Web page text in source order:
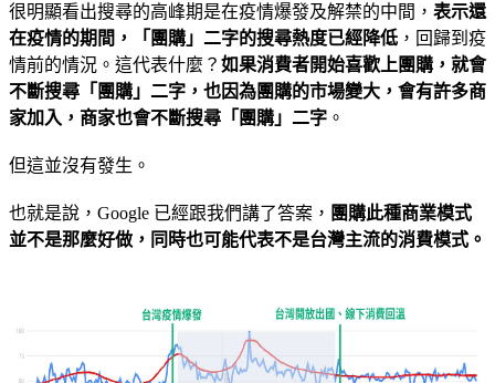
很明顯看出搜尋的高峰期是在疫情爆發及解禁的中間， 表示還
在疫情的期間，「團購」二字的搜尋熱度已經降低 ，回歸到疫
情前的情況。這代表什麼？ 如果消費者開始喜歡上團購，就會
不斷搜尋「團購」二字，也因為團購的市場變大，會有許多商
家加入，商家也會不斷搜尋「團購」二字 。
但這並沒有發生。
也就是說，Google 已經跟我們講了答案， 團購此種商業模式
並不是那麼好做，同時也可能代表不是台灣主流的消費模式。